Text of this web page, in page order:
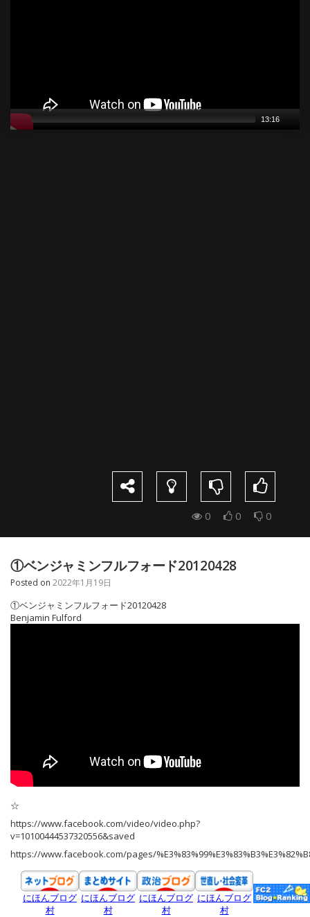
13:16
0 0 0
①ベンジャミンフルフォード20120428
Posted on 2022年1月19日
①ベンジャミンフルフォード20120428
Benjamin Fulford
☆
https://www.facebook.com/video/video.php?
v=10100444537320556&saved
https://www.facebook.com/pages/
にほんブログ
村
にほんブログ
村
にほんブログ
村
にほんブログ
村